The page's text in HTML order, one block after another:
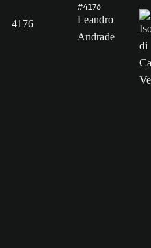
4176
#4176
Leandro
Andrade